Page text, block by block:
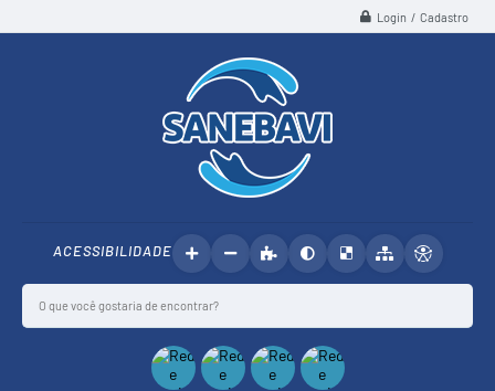
Login / Cadastro
ACESSIBILIDADE